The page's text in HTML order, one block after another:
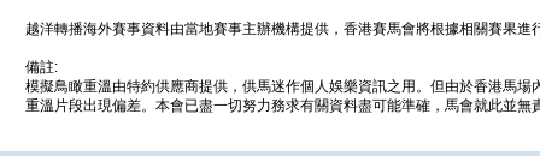
越洋轉播海外賽事資料由當地賽事主辦機構提供，香港賽馬會將根據相關賽果進
備註:
模擬鳥瞰重溫由特約供應商提供，供馬迷作個人娛樂資訊之用。但由於香港馬
重溫片段出現偏差。本會已盡一切努力務求有關資料盡可能準確，馬會就此並